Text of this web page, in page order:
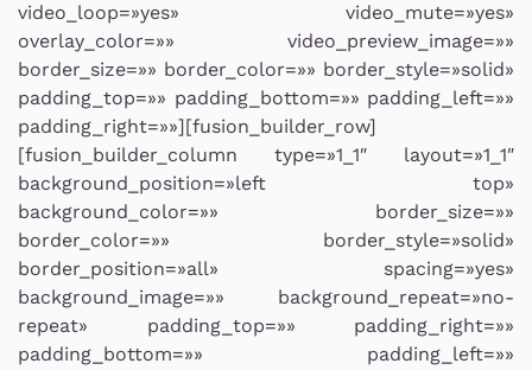
video_loop=»yes» video_mute=»yes»
overlay_color=»» video_preview_image=»»
border_size=»» border_color=»» border_style=»solid»
padding_top=»» padding_bottom=»» padding_left=»»
padding_right=»»][fusion_builder_row]
[fusion_builder_column type=»1_1″ layout=»1_1″
background_position=»left top»
background_color=»» border_size=»»
border_color=»» border_style=»solid»
border_position=»all» spacing=»yes»
background_image=»» background_repeat=»no-
repeat» padding_top=»» padding_right=»»
padding_bottom=»» padding_left=»»